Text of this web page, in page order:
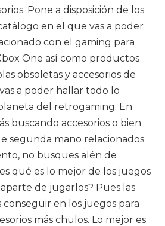
Pone a disposición de los
en el que vas a poder
con el gaming para
One así como productos
obsoletas y accesorios de
a poder hallar todo lo
del retrogaming. En
buscando accesorios o bien
segunda mano relacionados
no busques alén de
qué es lo mejor de los juegos
de jugarlos? Pues las
en los juegos para
más chulos. Lo mejor es